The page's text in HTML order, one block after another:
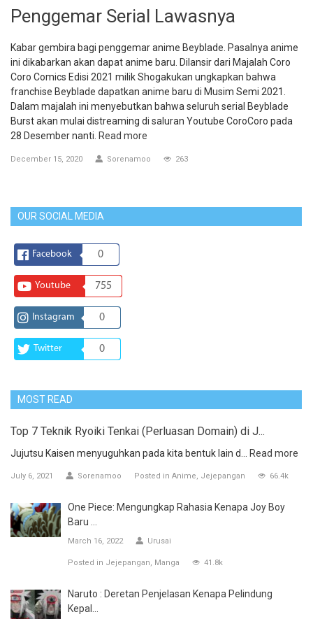
Penggemar Serial Lawasnya
Kabar gembira bagi penggemar anime Beyblade. Pasalnya anime
ini dikabarkan akan dapat anime baru. Dilansir dari Majalah Coro
Coro Comics Edisi 2021 milik Shogakukan ungkapkan bahwa
franchise Beyblade dapatkan anime baru di Musim Semi 2021.
Dalam majalah ini menyebutkan bahwa seluruh serial Beyblade
Burst akan mulai distreaming di saluran Youtube CoroCoro pada
28 Desember nanti. Read more
December 15, 2020 Sorenamoo 263
OUR SOCIAL MEDIA
Facebook 0
Youtube 755
Instagram 0
Twitter 0
MOST READ
Top 7 Teknik Ryoiki Tenkai (Perluasan Domain) di J...
Jujutsu Kaisen menyuguhkan pada kita bentuk lain d... Read more
July 6, 2021 Sorenamoo Posted in Anime Jejepangan 66.4k
One Piece: Mengungkap Rahasia Kenapa Joy Boy
Baru ...
March 16, 2022 Urusai
Posted in Jejepangan Manga 41.8k
Naruto : Deretan Penjelasan Kenapa Pelindung
Kepal...